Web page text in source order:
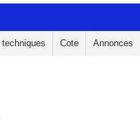
techniques Cote Annonces